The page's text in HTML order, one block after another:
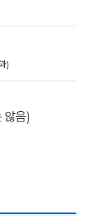
)
않음)